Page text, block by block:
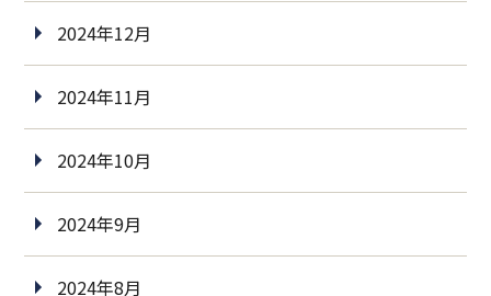
2024年12月
2024年11月
2024年10月
2024年9月
2024年8月